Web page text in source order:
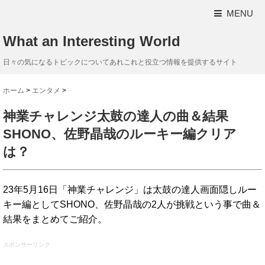
MENU
What an Interesting World
日々の気になるトピックについてあれこれと役立つ情報を提供するサイト
ホーム > エンタメ >
神業チャレンジ太鼓の達人の曲＆結果
SHONO、佐野晶哉のルーキー編クリア
は？
23年5月16日「神業チャレンジ」は太鼓の達人画面隠しルー
キー編としてSHONO、佐野晶哉の2人が挑戦という事で曲＆
結果をまとめてご紹介。
スポンサーリンク